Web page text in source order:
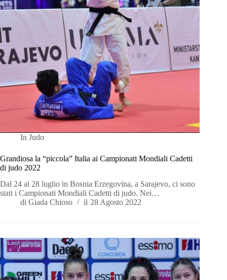
In Judo
Grandiosa la “piccola” Italia ai Campionati Mondiali Cadetti
di judo 2022
Dal 24 al 28 luglio in Bosnia Erzegovina, a Sarajevo, ci sono
stati i Campionati Mondiali Cadetti di judo. Nei…
di Giada Chioso il 28 Agosto 2022